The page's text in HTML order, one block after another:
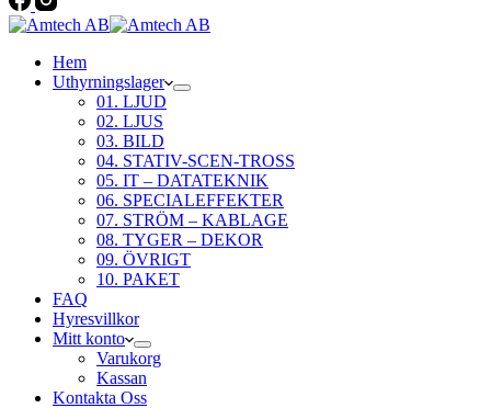
Hem
Uthyrningslager
01. LJUD
02. LJUS
03. BILD
04. STATIV-SCEN-TROSS
05. IT – DATATEKNIK
06. SPECIALEFFEKTER
07. STRÖM – KABLAGE
08. TYGER – DEKOR
09. ÖVRIGT
10. PAKET
FAQ
Hyresvillkor
Mitt konto
Varukorg
Kassan
Kontakta Oss